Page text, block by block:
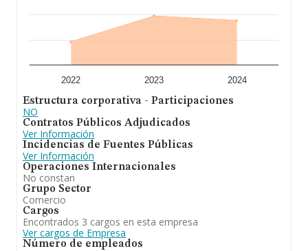
19 años desde la constitución.
En conclusión, la actividad de
Agroforestal Ovalle
está enfocada en compraventa, reparaclon,
todo tipo y maquinaria agrícola y forestal. Ha
experimentado un retroceso en el ranking de su sector
suministros agrícolas). Se ha posicionado más abajo en
el ranking nacional (de todas las empresas presentes en
el territorio) frente al 2023.
2022 2023 2024
Estructura corporativa - Participaciones
NO
Contratos Públicos Adjudicados
Ver Información
Incidencias de Fuentes Públicas
Ver Información
Operaciones Internacionales
No constan
Grupo Sector
Comercio
Cargos
Encontrados 3 cargos en esta empresa
Ver cargos de Empresa
Número de empleados